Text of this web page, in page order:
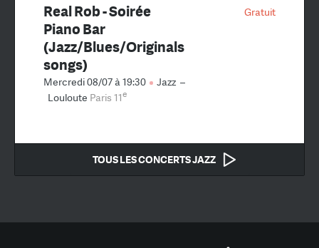
Gratuit
Real Rob - Soirée
Piano Bar
(Jazz/Blues/Originals
songs)
Mercredi 08/07 à 19:30 Jazz –
Louloute Paris 11e
TOUS LES CONCERTS JAZZ